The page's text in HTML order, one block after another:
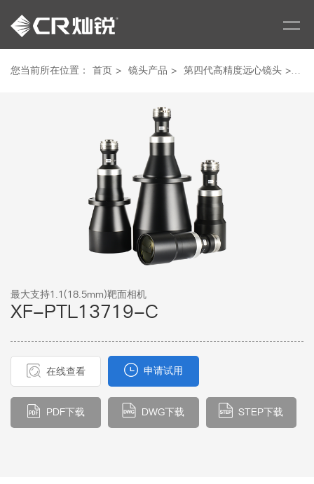
您当前所在位置： 首页 > 镜头产品 > 第四代高精度远心镜头 > 最
最大支持1.1(18.5mm)靶面相机
XF-PTL13719-C
在线查看 申请试用
PDF下载 DWG下载 STEP下载